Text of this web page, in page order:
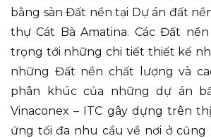
bằng sàn Đất nền tại Dự án đất
thự Cát Bà Amatina. Các Đất
trọng tới những chi tiết thiết kế
những Đất nền chất lượng và
phân khúc của những dự án
Vinaconex – ITC gây dựng trên
ứng tối đa nhu cầu về nơi ở